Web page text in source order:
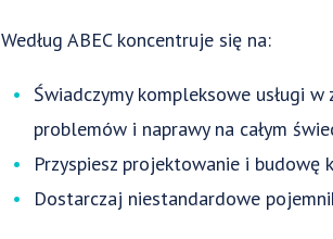
Według ABEC koncentruje się na:
Świadczymy kompleksowe usługi
problemów i naprawy na całym
Przyspiesz projektowanie i
Dostarczaj niestandardowe